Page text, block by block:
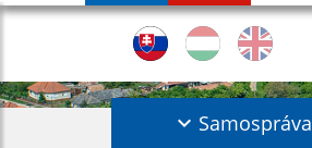
Samospráva